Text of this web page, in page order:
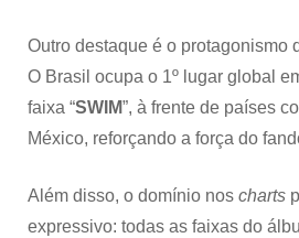
Outro destaque é o protagonismo
O Brasil ocupa o 1º lugar global
faixa “SWIM”, à frente de países
México, reforçando a força do
Além disso, o domínio nos charts
expressivo: todas as faixas do